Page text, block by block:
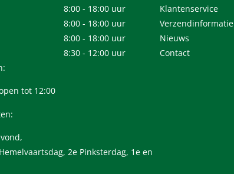
8:00 - 18:00 uur
8:00 - 18:00 uur
8:00 - 18:00 uur
8:30 - 12:00 uur
tot 12:00
2e Pinksterdag, 1e en
Klantenservice
Verzendinformatie
Nieuws
Contact